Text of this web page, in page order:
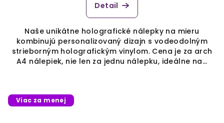
Detail
Naše unikátne holografické nálepky na mieru
kombinujú personalizovaný dizajn s vodeodolným
strieborným holografickým vinylom. Cena je za arch
A4 nálepiek, nie len za jednu nálepku, ideálne na...
Viac za menej